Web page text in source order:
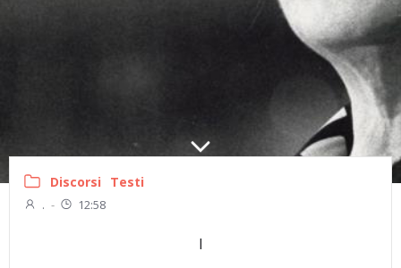
Discorsi Testi
. - 12:58
I